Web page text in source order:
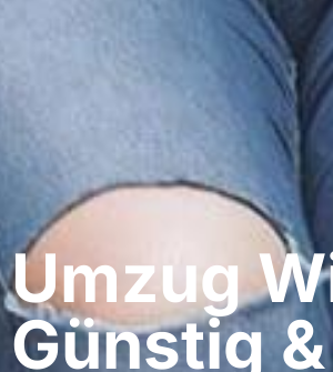
Umzug
Günstig